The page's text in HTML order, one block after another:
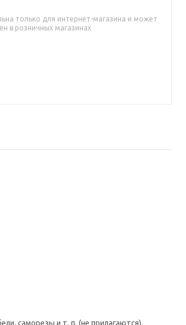
только для интернет-магазина и может
в розничных магазинах
саморезы и т. п. (не прилагаются).